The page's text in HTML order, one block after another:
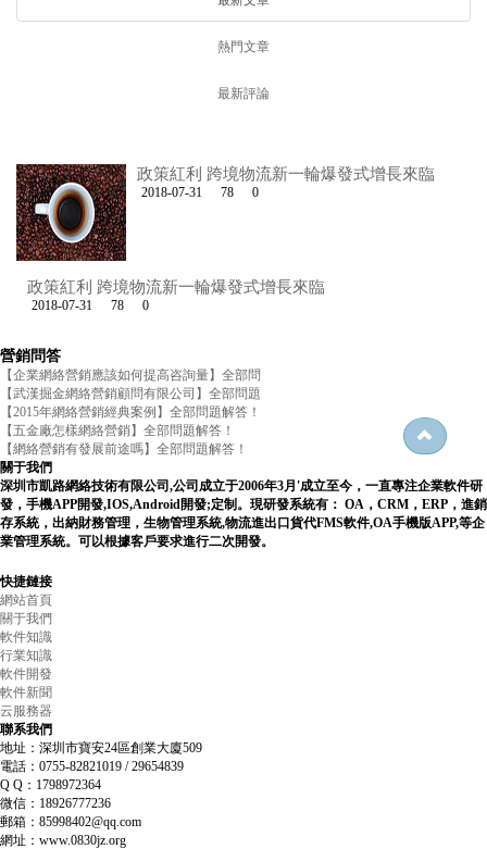
熱門文章
最新評論
政策紅利 跨境物流新一輪爆發式增長來臨
2018-07-31 78 0
政策紅利 跨境物流新一輪爆發式增長來臨
2018-07-31 78 0
營銷問答
【企業網絡營銷應該如何提高咨詢量】全部問
【武漢掘金網絡營銷顧問有限公司】全部問題
【2015年網絡營銷經典案例】全部問題解答！
【五金廠怎樣網絡營銷】全部問題解答！
【網絡營銷有發展前途嗎】全部問題解答！
關于我們
深圳市凱路網絡技術有限公司,公司成立于2006年3月'成立至今，一直專注企業軟件研
發，手機APP開發,IOS,Android開發;定制。現研發系統有： OA，CRM，ERP，進銷
存系統，出納財務管理，生物管理系統,物流進出口貨代FMS軟件,OA手機版APP,等企
業管理系統。可以根據客戶要求進行二次開發。
快捷鏈接
網站首頁
關于我們
軟件知識
行業知識
軟件開發
軟件新聞
云服務器
聯系我們
地址：深圳市寶安24區創業大廈509
電話：0755-82821019 / 29654839
Q Q：1798972364
微信：18926777236
郵箱：85998402@qq.com
網址：www.0830jz.org